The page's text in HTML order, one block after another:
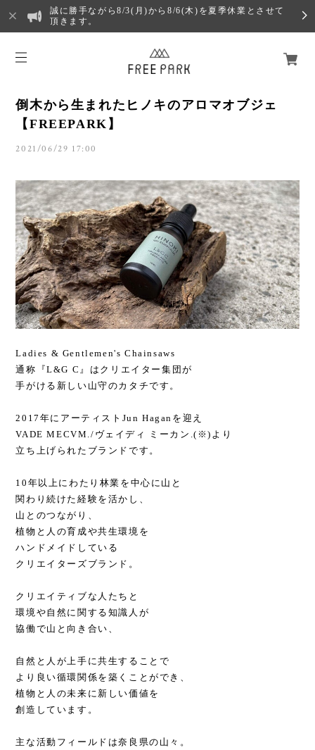
誠に勝手ながら8/3(月)から8/6(木)を夏季休業とさせて
頂きます。
倒木から生まれたヒノキのアロマオブジェ
【FREEPARK】
2021/06/29 17:00
Ladies & Gentlemen's Chainsaws
通称『L&G C』はクリエイター集団が
手がける新しい山守のカタチです。
2017年にアーティストJun Haganを迎え
VADE MECVM./ヴェイディ ミーカン.(※)より
立ち上げられたブランドです。
10年以上にわたり林業を中心に山と
関わり続けた経験を活かし、
山とのつながり、
植物と人の育成や共生環境を
ハンドメイドしている
クリエイターズブランド。
クリエイティブな人たちと
環境や自然に関する知識人が
協働で山と向き合い、
自然と人が上手に共生することで
より良い循環関係を築くことができ、
植物と人の未来に新しい価値を
創造しています。
主な活動フィールドは奈良県の山々。